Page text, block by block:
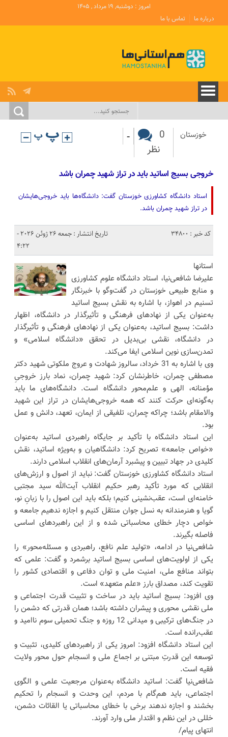
امروز : دوشنبه, ۱۹ مرداد , ۱۴۰۵
درباره ما
تماس با ما
خوزستان
0
نظر
-
خروجی بسیج اساتید باید در تراز شهید چمران باشد
استاد دانشگاه کشاورزی خوزستان گفت: دانشگاه‌ها باید خروجی‌هایشان
در تراز شهید چمران باشد.
کد خبر : 34800
تاریخ انتشار : جمعه 26 ژوئن 2026 -
4:22
استانها
علیرضا شافعی‌نیا، استاد دانشگاه علوم کشاورزی
و منابع طبیعی خوزستان در گفت‌وگو با خبرنگار
تسنیم در اهواز، با اشاره به نقش بسیج اساتید
به‌عنوان یکی از نهادهای فرهنگی و تأثیرگذار در دانشگاه، اظهار
داشت: بسیج اساتید، به‌عنوان یکی از نهادهای فرهنگی و تأثیرگذار
در دانشگاه، نقشی بی‌بدیل در تحقق «دانشگاه اسلامی» و
تمدن‌سازی نوین اسلامی ایفا می‌کند.
وی با اشاره به 31 خرداد، سالروز شهادت و عروج ملکوتی شهید دکتر
مصطفی چمران، خاطرنشان کرد: شهید چمران، نماد بارز خروجیِ
مؤمنانه، الهی و علم‌محور دانشگاه است. دانشگاه‌های ما باید
به‌گونه‌ای حرکت کنند که همه خروجی‌هایشان در تراز این شهید
والامقام باشد؛ چراکه چمران، تلفیقی از ایمان، تعهد، دانش و عمل
بود.
این استاد دانشگاه با تأکید بر جایگاه راهبردی اساتید به‌عنوان
«خواص جامعه» تصریح کرد: دانشگاهیان و به‌ویژه اساتید، نقش
کلیدی در جهاد تبیین و پیشبرد آرمان‌های انقلاب اسلامی دارند.
استاد دانشگاه کشاورزی خوزستان گفت: نباید از اصول و ارزش‌های
انقلابی که مورد تأکید رهبر حکیم انقلاب آیت‌الله سید مجتبی
خامنه‌ای است، عقب‌نشینی کنیم؛ بلکه باید این اصول را با زبانِ نو،
گویا و هنرمندانه به نسل جوان منتقل کنیم و اجازه ندهیم جامعه و
خواص دچار خطای محاسباتی شده و از این راهبردهای اساسی
فاصله بگیرند.
شافعی‌نیا در ادامه، «تولید علم نافع، راهبردی و مسئله‌محور» را
یکی از اولویت‌های اساسی بسیج اساتید برشمرد و گفت: علمی که
بتواند منافع ملی، امنیت ملی و توان دفاعی و اقتصادی کشور را
تقویت کند، مصداق بارز «علم متعهد» است.
وی افزود: بسیج اساتید باید در ساخت و تثبیت قدرت اجتماعی و
ملی نقشی محوری و پیشران داشته باشد؛ همان قدرتی که دشمن را
در جنگ‌های ترکیبی و میدانی 12 روزه و جنگ تحمیلی سوم ناامید و
عقب‌رانده است.
این استاد دانشگاه افزود: امروز یکی از راهبردهای کلیدی، تثبیت و
توسعه این قدرتِ مبتنی بر اجماع ملی و انسجام حول محور ولایت
فقیه است.
شافعی‌نیا گفت: اساتید دانشگاه به‌عنوان مرجعیت علمی و الگوی
اجتماعی، باید هم‌گام با مردم، این وحدت و انسجام را تحکیم
بخشند و اجازه ندهند برخی با خطای محاسباتی یا القائات دشمن،
خللی در این نظم و اقتدار ملی وارد آورند.
انتهای پیام/